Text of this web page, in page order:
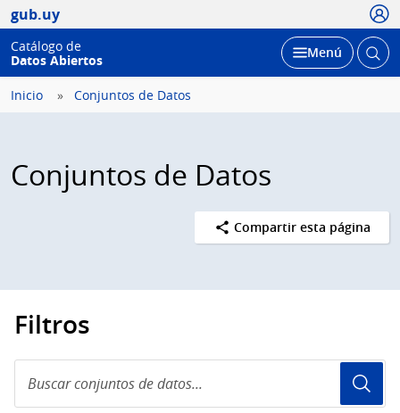
gub.uy
Catálogo de
Datos Abiertos
Desplegar
Menú Abrir
Inicio Conjuntos de Datos
Conjuntos de Datos
Compartir esta página
Filtros
conjuntos
de